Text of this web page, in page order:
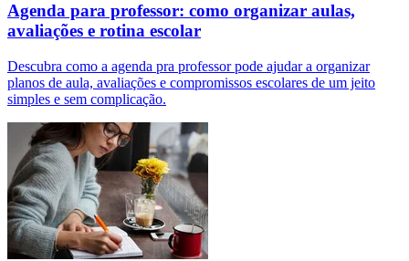
Agenda para professor: como organizar aulas,
avaliações e rotina escolar
Descubra como a agenda pra professor pode ajudar a organizar
planos de aula, avaliações e compromissos escolares de um jeito
simples e sem complicação.